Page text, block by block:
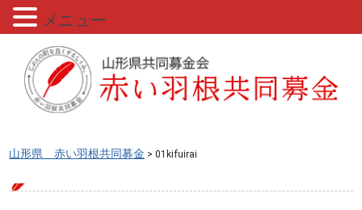
山形県 赤い羽根共同募金 > 01kifuirai
メニュー